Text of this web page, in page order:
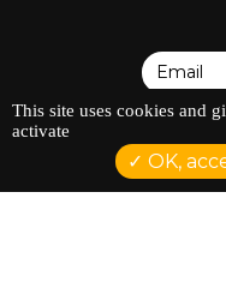
ADRESSE : 128
This site uses cookies and
activate
OK,